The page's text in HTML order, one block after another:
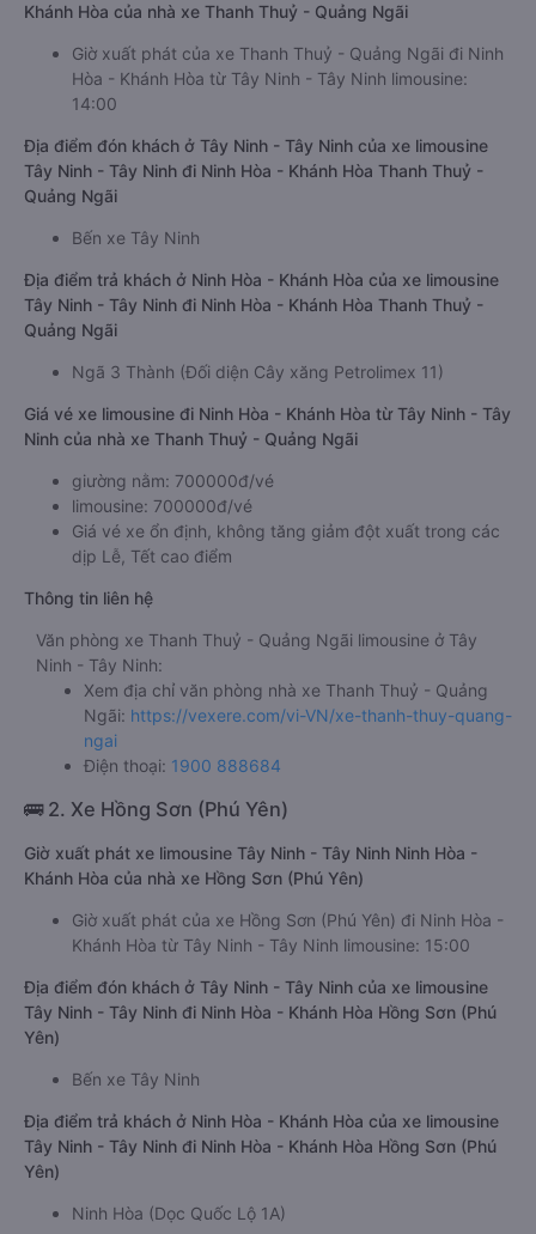
Khánh Hòa của nhà xe Thanh Thuỷ - Quảng Ngãi
Giờ xuất phát của xe Thanh Thuỷ - Quảng Ngãi đi Ninh
Hòa - Khánh Hòa từ Tây Ninh - Tây Ninh limousine:
14:00
Địa điểm đón khách ở Tây Ninh - Tây Ninh của xe limousine
Tây Ninh - Tây Ninh đi Ninh Hòa - Khánh Hòa Thanh Thuỷ -
Quảng Ngãi
Bến xe Tây Ninh
Địa điểm trả khách ở Ninh Hòa - Khánh Hòa của xe limousine
Tây Ninh - Tây Ninh đi Ninh Hòa - Khánh Hòa Thanh Thuỷ -
Quảng Ngãi
Ngã 3 Thành (Đối diện Cây xăng Petrolimex 11)
Giá vé xe limousine đi Ninh Hòa - Khánh Hòa từ Tây Ninh - Tây
Ninh của nhà xe Thanh Thuỷ - Quảng Ngãi
giường nằm: 700000đ/vé
limousine: 700000đ/vé
Giá vé xe ổn định, không tăng giảm đột xuất trong các
dịp Lễ, Tết cao điểm
Thông tin liên hệ
Văn phòng xe Thanh Thuỷ - Quảng Ngãi limousine ở Tây
Ninh - Tây Ninh:
Xem địa chỉ văn phòng nhà xe Thanh Thuỷ - Quảng
Ngãi: https://vexere.com/vi-VN/xe-thanh-thuy-quang-
ngai
Điện thoại: 1900 888684
🚌 2. Xe Hồng Sơn (Phú Yên)
Giờ xuất phát xe limousine Tây Ninh - Tây Ninh Ninh Hòa -
Khánh Hòa của nhà xe Hồng Sơn (Phú Yên)
Giờ xuất phát của xe Hồng Sơn (Phú Yên) đi Ninh Hòa -
Khánh Hòa từ Tây Ninh - Tây Ninh limousine: 15:00
Địa điểm đón khách ở Tây Ninh - Tây Ninh của xe limousine
Tây Ninh - Tây Ninh đi Ninh Hòa - Khánh Hòa Hồng Sơn (Phú
Yên)
Bến xe Tây Ninh
Địa điểm trả khách ở Ninh Hòa - Khánh Hòa của xe limousine
Tây Ninh - Tây Ninh đi Ninh Hòa - Khánh Hòa Hồng Sơn (Phú
Yên)
Ninh Hòa (Dọc Quốc Lộ 1A)